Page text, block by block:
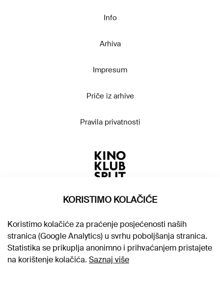
Info
Arhiva
Impresum
Priče iz arhive
Pravila privatnosti
KORISTIMO KOLAČIĆE
Koristimo kolačiće za praćenje posjećenosti naših
stranica (Google Analytics) u svrhu poboljšanja stranica.
Statistika se prikuplja anonimno i prihvaćanjem pristajete
na korištenje kolačića. Saznaj više